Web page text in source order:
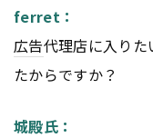
ferret：
広告代理店に入りた
たからですか？
城殿氏：